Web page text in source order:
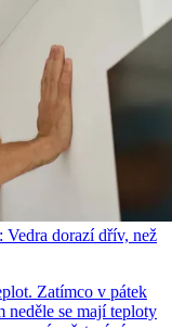
dorazí dřív, než
Zatímco v pátek
neděle se mají teploty